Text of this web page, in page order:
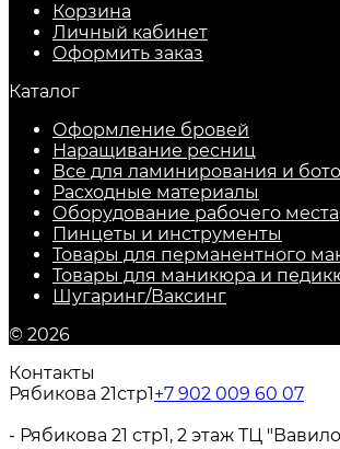
Корзина
Личный кабинет
Оформить заказ
Каталог
Оформление бровей
Наращивание ресниц
Все для ламинирования и
Расходные материалы
Оборудование рабочего места
Пинцеты и инструменты
Товары для перманентного
Товары для маникюра и
Шугаринг/Ваксинг
© 2026
Контакты
Рябикова 21стр1+7 902 009 60 07
- Рябикова 21 стр1, 2 этаж ТЦ